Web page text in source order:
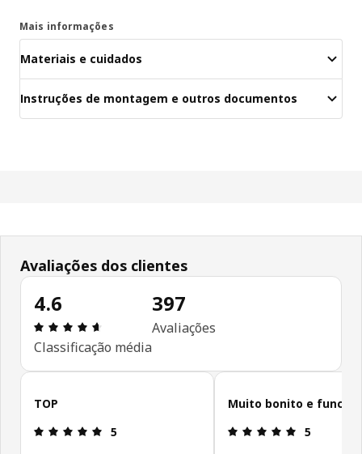
Mais informações
Materiais e cuidados
Instruções de montagem e outros documentos
Avaliações dos clientes
4.6
Avaliações: 4.6 de 5 estrelas. Total de
Classificação média
397
Avaliações
Ignorar avaliações de cliente
TOP
Avaliações: 5 de 5 estrelas.
5
Muito bonito e
5